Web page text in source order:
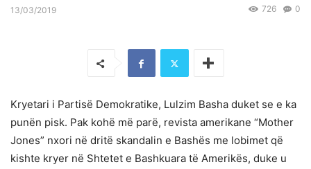
13/03/2019 0
726
Kryetari i Partisë Demokratike, Lulzim Basha duket se e ka
punën pisk. Pak kohë më parë, revista amerikane “Mother
Jones” nxori në dritë skandalin e Bashës me lobimet që
kishte kryer në Shtetet e Bashkuara të Amerikës, duke u